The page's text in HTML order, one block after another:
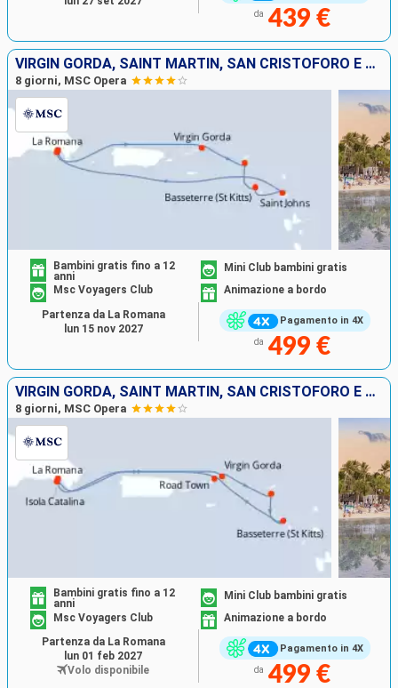
da 439 €
VIRGIN GORDA, SAINT MARTIN, SAN CRISTOFORO E NEVIS, ANTIGUA E BARBUDA, REPUBBLICA DOMINICANA
8 giorni, MSC Opera
Pagamento in 4X
Bambini gratis fino a 12
anni
Mini Club bambini gratis
Msc Voyagers Club
Animazione a bordo
da 499 €
Partenza da La Romana
lun 15 nov 2027
VIRGIN GORDA, SAINT MARTIN, SAN CRISTOFORO E NEVIS, TORTOLA, REPUBBLICA DOMINICANA
8 giorni, MSC Opera
Pagamento in 4X
Bambini gratis fino a 12
anni
Mini Club bambini gratis
Msc Voyagers Club
Animazione a bordo
da 499 €
Partenza da La Romana
lun 01 feb 2027
Volo disponibile